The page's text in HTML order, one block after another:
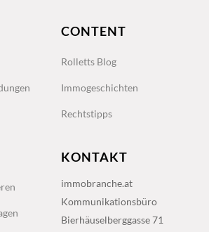
CONTENT
Rolletts Blog
Immogeschichten
Rechtstipps
KONTAKT
immobranche.at
Kommunikationsbüro
Bierhäuselberggasse 71